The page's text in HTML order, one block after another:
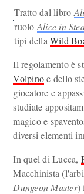
Tratto dal libro
ruolo Alice in
tipi dellaWild
Il regolamento è
Volpinoe dello
giocatore e
studiate
magico e
diversi elementi
In quel di Lucca,
Macchinista
Dungeon Master)